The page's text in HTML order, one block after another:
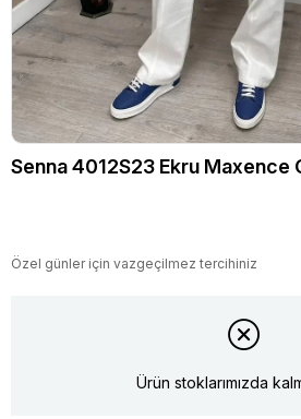
Senna 4012S23 Ekru Maxence
Özel günler için vazgeçilmez tercihiniz
Ürün stoklarımızda